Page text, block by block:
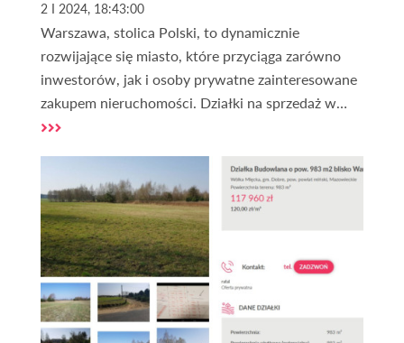
2 I 2024, 18:43:00
Warszawa, stolica Polski, to dynamicznie
rozwijające się miasto, które przyciąga zarówno
inwestorów, jak i osoby prywatne zainteresowane
zakupem nieruchomości. Działki na sprzedaż w
Warszawie cieszą się ogromnym zainteresowaniem
oraz licznych korzyści, jakie oferuje to miasto.
Dlaczego warto rozważyć zakup działki w
Warszawie? To pytanie zadaje sobie wielu
nabywców, szukających idealnego miejsca na
budowę domu, inwestycję lub rozwój biznesu.